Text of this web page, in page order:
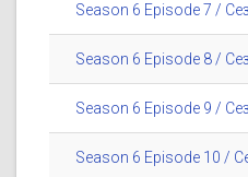
Season 6 Episode 7 /
Season 6 Episode 8 /
Season 6 Episode 9 /
Season 6 Episode 10 /